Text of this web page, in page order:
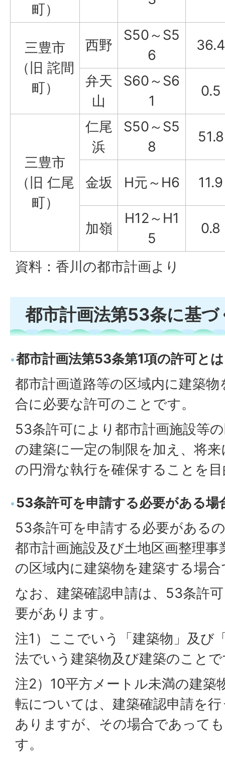
町）
三豊市
（旧 詫間
町）
西野
S50～S5
6
36.4
弁天
山
S60～S6
1
0.5
三豊市
（旧 仁尾
町）
仁尾
浜
S50～S5
8
51.8
金坂 H元～H6 11.9
加嶺
H12～H1
5
0.8
資料：香川の都市計画より
都市計画法第53条に基づ
都市計画法第53条第1項の許可とは
都市計画道路等の区域内に建築
合に必要な許可のことです。
53条許可により都市計画施設等
の建築に一定の制限を加え、将
の円滑な執行を確保することを
53条許可を申請する必要がある場
53条許可を申請する必要がある
都市計画施設及び土地区画整理
の区域内に建築物を建築する場
なお、建築確認申請は、53条許
要があります。
注1）ここでいう「建築物」及び
法でいう建築物及び建築のこと
注2）10平方メートル未満の建築
転については、建築確認申請を
ありますが、その場合であって
す。